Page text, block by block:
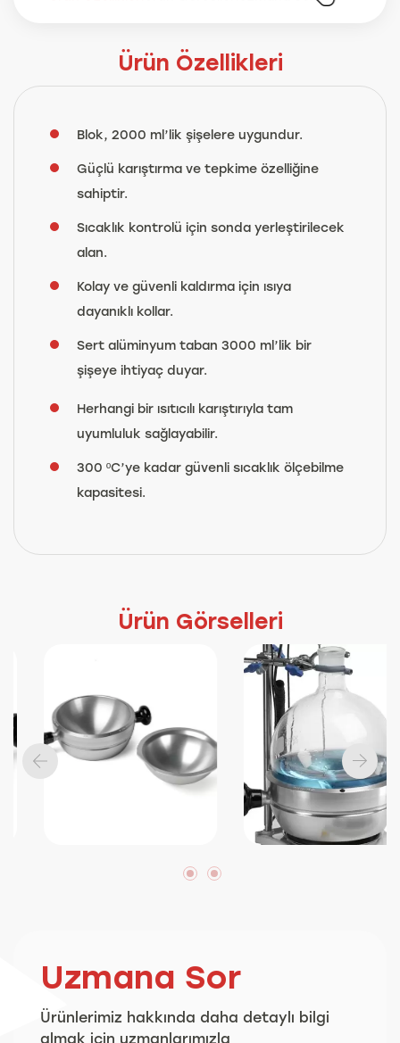
Ürün Özellikleri
Blok, 2000 ml’lik şişelere uygundur.
Güçlü karıştırma ve tepkime özelliğine
sahiptir.
Sıcaklık kontrolü için sonda yerleştirilecek
alan.
Kolay ve güvenli kaldırma için ısıya
dayanıklı kollar.
Sert alüminyum taban 3000 ml’lik bir
şişeye ihtiyaç duyar.
Herhangi bir ısıtıcılı karıştırıyla tam
uyumluluk sağlayabilir.
300 ºC’ye kadar güvenli sıcaklık ölçebilme
kapasitesi.
Ürün Görselleri
Uzmana Sor
Ürünlerimiz hakkında daha detaylı bilgi
almak için uzmanlarımızla